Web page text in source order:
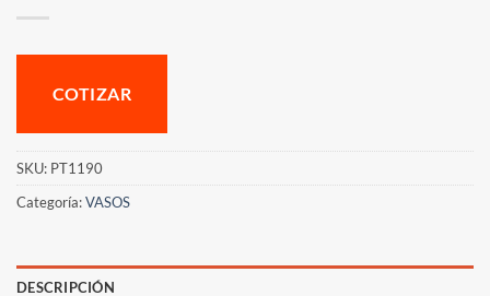
COTIZAR
SKU: PT1190
Categoría:VASOS
DESCRIPCIÓN